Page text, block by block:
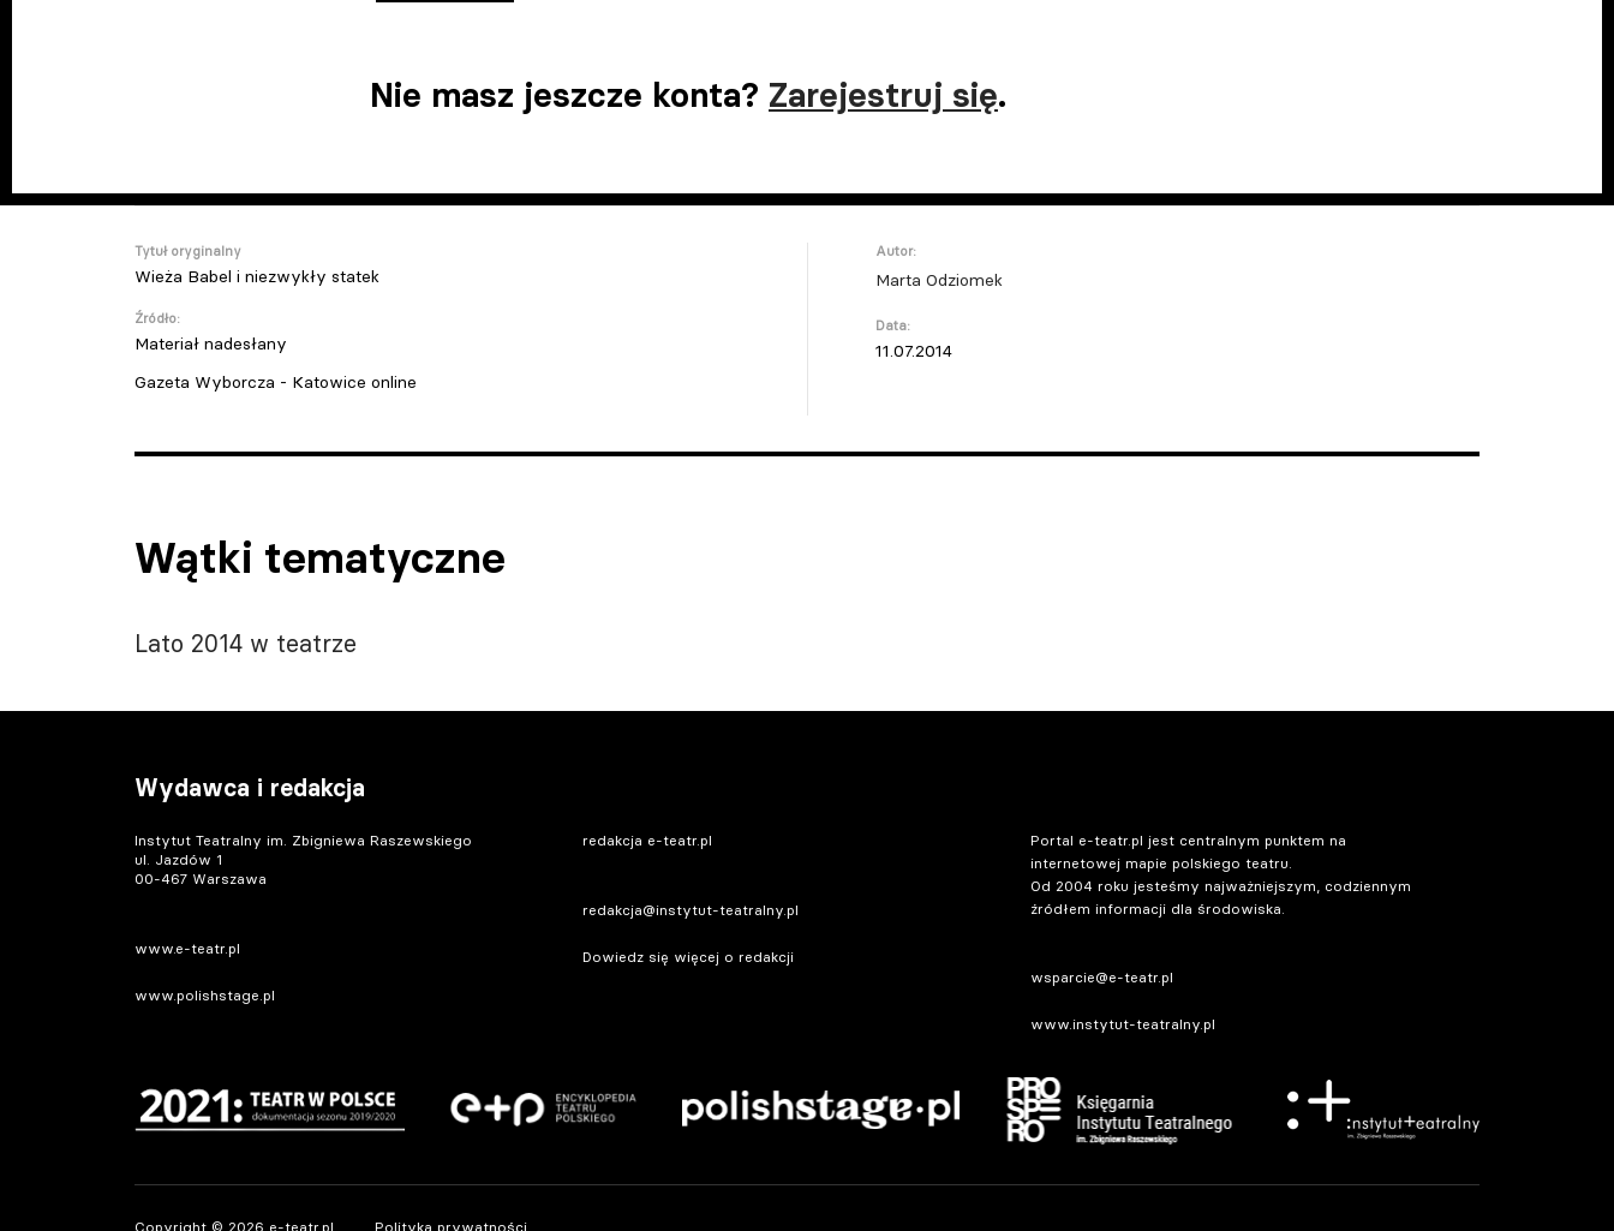
Nie masz jeszcze konta? Zarejestruj się.
Tytuł oryginalny
Wieża Babel i niezwykły statek
Źródło:
Materiał nadesłany
Gazeta Wyborcza - Katowice online
Autor:
Marta Odziomek
Data:
11.07.2014
Wątki tematyczne
Lato 2014 w teatrze
Wydawca i redakcja
Instytut Teatralny im. Zbigniewa Raszewskiego
ul. Jazdów 1
00-467 Warszawa
www.e-teatr.pl
www.polishstage.pl
redakcja e-teatr.pl
redakcja@instytut-teatralny.pl
Dowiedz się więcej o redakcji
Portal e-teatr.pl jest centralnym punktem na
internetowej mapie polskiego teatru.
Od 2004 roku jesteśmy najważniejszym, codziennym
źródłem informacji dla środowiska.
wsparcie@e-teatr.pl
www.instytut-teatralny.pl
Copyright © 2026 e-teatr.pl Polityka prywatności